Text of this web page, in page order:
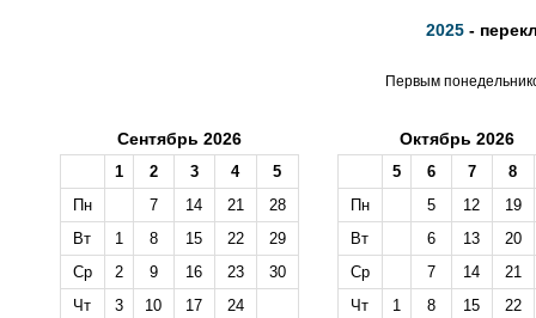
2025 -
Первым
Сентябрь 2026
1 2 3 4
5
Пн
7 14 21
28
Вт
1 8 15 22
29
Ср
2 9 16 23
30
Чт
3 10 17
24
Октябрь 2026
5 6 7
8
Пн
5 12
19
Вт
6 13
20
Ср
7 14
21
Чт
1 8 15
22